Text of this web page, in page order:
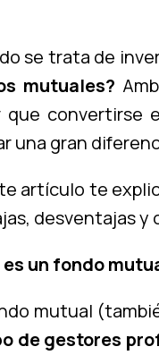
se trata de
mutuales?
convertirse
una gran
artículo te
desventajas y
es un fondo
mutual
de gestores